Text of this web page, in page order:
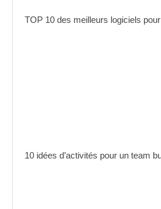
TOP 10 des meilleurs logiciels
10 idées d’activités pour un team